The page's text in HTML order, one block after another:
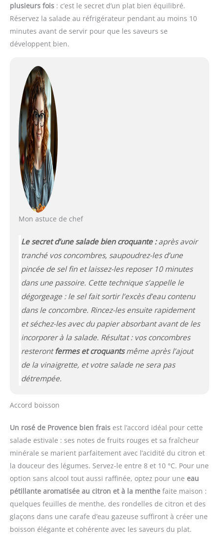
plusieurs fois : c’est le secret d’un plat bien équilibré.
Réservez la salade au réfrigérateur pendant au moins 10
minutes avant de servir pour que les saveurs se
développent bien.
Mon astuce de chef
Le secret d’une salade bien croquante :après avoir
tranché vos concombres, saupoudrez-les d’une
pincée de sel fin et laissez-les reposer 10 minutes
dans une passoire. Cette technique s’appelle le
dégorgeage : le sel fait sortir l’excès d’eau contenu
dans le concombre. Rincez-les ensuite rapidement
et séchez-les avec du papier absorbant avant de les
incorporer à la salade. Résultat : vos concombres
resterontfermes et croquantsmême après l’ajout
de la vinaigrette, et votre salade ne sera pas
détrempée.
Accord boisson
Un rosé de Provence bien frais est l’accord idéal pour cette
salade estivale : ses notes de fruits rouges et sa fraîcheur
minérale se marient parfaitement avec l’acidité du citron et
la douceur des légumes. Servez-le entre 8 et 10 °C. Pour une
option sans alcool tout aussi raffinée, optez pour une eau
pétillante aromatisée au citron et à la menthe faite maison :
quelques feuilles de menthe, des rondelles de citron et des
glaçons dans une carafe d’eau gazeuse suffiront à créer une
boisson élégante et cohérente avec les saveurs du plat.